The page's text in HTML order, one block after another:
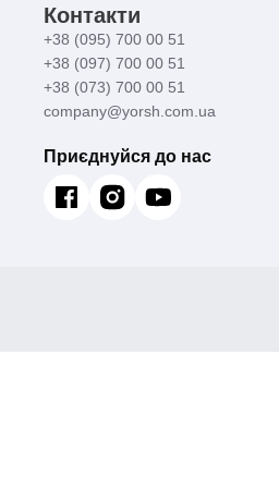
Контакти
+38 (095) 700 00 51
+38 (097) 700 00 51
+38 (073) 700 00 51
company@yorsh.com.ua
Приєднуйся до нас